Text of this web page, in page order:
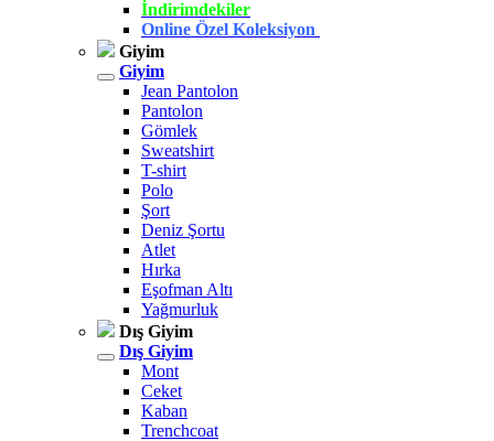
İndirimdekiler
Online Özel Koleksiyon
Giyim
Giyim
Jean Pantolon
Pantolon
Gömlek
Sweatshirt
T-shirt
Polo
Şort
Deniz Şortu
Atlet
Hırka
Eşofman Altı
Yağmurluk
Dış Giyim
Dış Giyim
Mont
Ceket
Kaban
Trenchcoat